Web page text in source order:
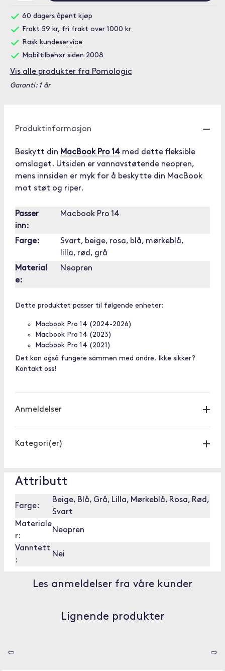
60 dagers åpent kjøp
Frakt 59 kr, fri frakt over 1000 kr
Rask kundeservice
Mobiltilbehør siden 2008
Vis alle produkter fra Pomologic
Garanti: 1 år
Produktinformasjon
Beskytt din MacBook Pro 14 med dette fleksible
omslaget. Utsiden er vannavstøtende neopren,
mens innsiden er myk for å beskytte din MacBook
mot støt og riper.
Passer
inn:
Macbook Pro 14
Farge:
Svart, beige, rosa, blå, mørkeblå,
lilla, rød, grå
Material
e:
Neopren
Dette produktet passer til følgende enheter:
Macbook Pro 14 (2024-2026)
Macbook Pro 14 (2023)
Macbook Pro 14 (2021)
Det kan også fungere sammen med andre. Ikke sikker?
Kontakt oss!
Anmeldelser
Kategori(er)
Attributt
Farge:
Beige, Blå, Grå, Lilla, Mørkeblå, Rosa, Rød,
Svart
Materiale
r:
Neopren
Vanntett
:
Nei
Les anmeldelser fra våre kunder
Lignende produkter
⇦ ⇨